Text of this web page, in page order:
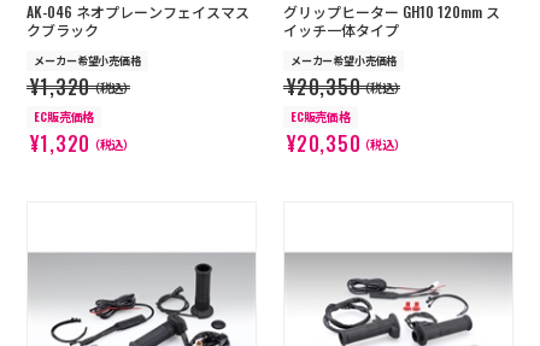
AK-046 ネオプレーンフェイスマス
クブラック
メーカー希望小売価格
¥1,320（税込）
EC販売価格
¥1,320（税込）
グリップヒーター GH10 120mm ス
イッチ一体タイプ
メーカー希望小売価格
¥20,350（税込）
EC販売価格
¥20,350（税込）